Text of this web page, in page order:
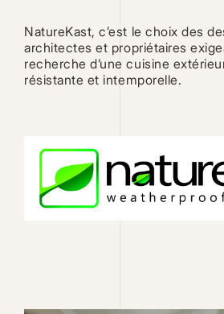
NatureKast, c’est le choix des
architectes et propriétaires
recherche d’une cuisine
résistante et intemporelle.